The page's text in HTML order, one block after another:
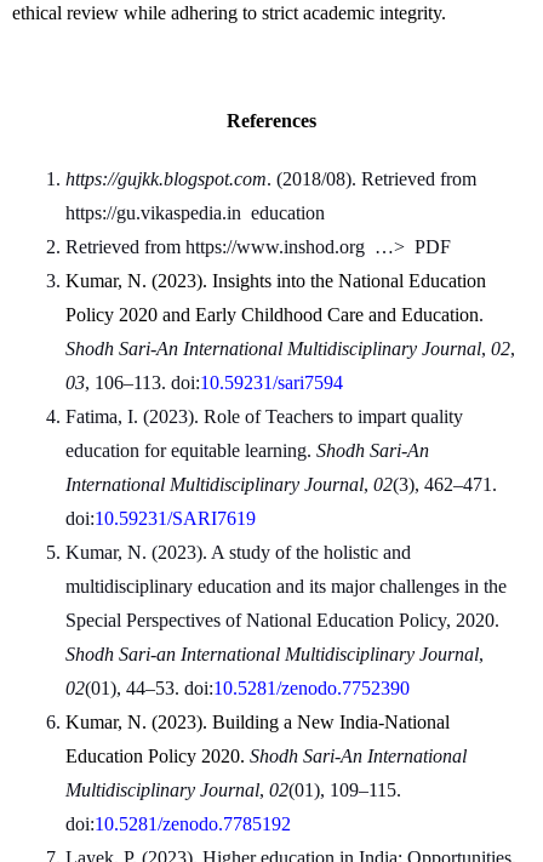
ethical review while adhering to strict academic integrity.
References
https://gujkk.blogspot.com. (2018/08). Retrieved from
https://gu.vikaspedia.in  education
Retrieved from https://www.inshod.org  …>  PDF
Kumar, N. (2023). Insights into the National Education
Policy 2020 and Early Childhood Care and Education
Shodh Sari-An International Multidisciplinary Journal, 02
03, 106–113. doi:10.59231/sari7594
Fatima, I. (2023). Role of Teachers to impart quality
education for equitable learning. Shodh Sari-An
International Multidisciplinary Journal, 02(3), 462–471.
doi:10.59231/SARI7619
Kumar, N. (2023). A study of the holistic and
multidisciplinary education and its major challenges in the
Shodh Sari-an International Multidisciplinary Journal
02(01), 44–53. doi:10.5281/zenodo.7752390
Kumar, N. (2023). Building a New India-National
Education Policy 2020. Shodh Sari-An International
Multidisciplinary Journal, 02(01), 109–115.
doi:10.5281/zenodo.7785192
Layek, P. (2023). Higher education in India: Opportunities,